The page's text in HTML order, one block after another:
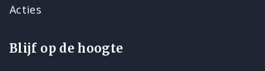
Acties
Blijf op de hoogte